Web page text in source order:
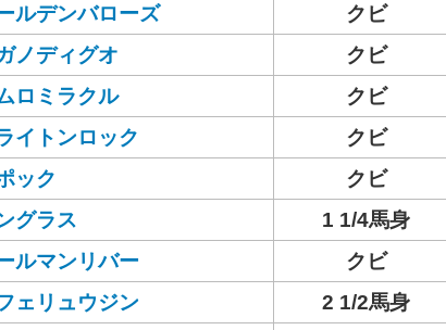
ルデンバローズ
クビ
ノディグオ
クビ
ロミラクル
クビ
イトンロック
クビ
ック
クビ
グラス
1 1/4馬身
ルマンリバー
クビ
ェリュウジン
2 1/2馬身